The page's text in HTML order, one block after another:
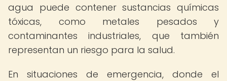
agua puede contener sustancias químicas
tóxicas, como metales pesados ​​y
contaminantes industriales, que también
representan un riesgo para la salud.
En situaciones de emergencia, donde el